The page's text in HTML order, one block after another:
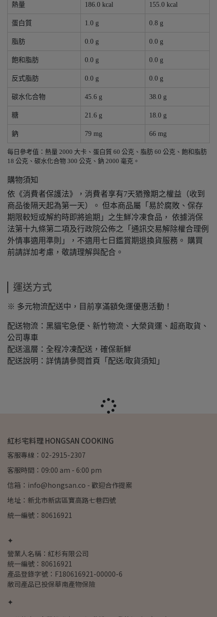
熱量 186.0 kcal 155.0 kcal
蛋白質 1.0 g 0.8 g
脂肪 0.0 g 0.0 g
飽和脂肪 0.0 g 0.0 g
反式脂肪 0.0 g 0.0 g
碳水化合物 45.6 g 38.0 g
糖 21.6 g 18.0 g
鈉 79 mg 66 mg
每日參考值：熱量 2000 大卡、蛋白質 60 公克、脂肪 60 公克、飽和脂肪
18 公克、碳水化合物 300 公克、鈉 2000 毫克。
購物須知
依《消費者保護法》，消費者享有7天猶豫期之權益（收到
商品後隔天起為第一天）。 但本商品屬「易於腐敗、保存
期限較短或解約時即將逾期」之生鮮冷凍食品， 依據消保
法第十九條第二項及行政院公佈之「通訊交易解除權合理例
外情事適用準則」，不適用七日鑑賞期退換貨服務。 購買
前請詳加考慮，敬請理解與配合。
運送方式
※ 多元物流配送中，目前享滿額免運優惠活動！
配送物流：黑貓宅急便、新竹物流、大榮貨運、超商取貨、
公司專車
配送溫層：全程冷凍配送，確保新鮮
配送說明：詳情請參閱首頁「配送/取貨須知」
紅杉宅料理 HONGSAN COOKING
客服專線：02-2915-2307
客服時間：09:00 am - 6:00 pm
信箱：info@hongsan.co - 歡迎合作提案
地址：新北市新店區寶高路七巷四號
統一編號：80616921
✦
營業人名稱：紅杉有限公司
統一編號：80616921
產品登錄字號：F180616921-00000-6
敝司產品已投保華南產物保險
✦